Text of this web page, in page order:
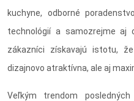
kuchyne, odborné
technológií a samozrejme aj
zákazníci získavajú istotu,
dizajnovo atraktívna, ale aj
Veľkým trendom